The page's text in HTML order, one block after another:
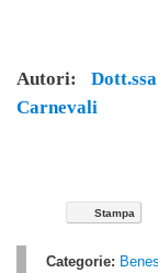
Autori:
Carnevali
Stampa
Categorie: